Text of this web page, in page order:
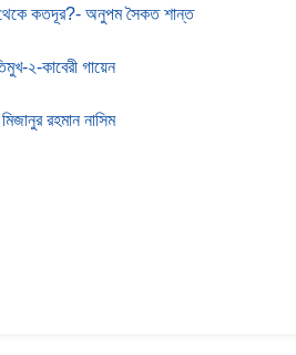
থেকে কতদূর?- অনুপম সৈকত শান্ত
২-কাবেরী গায়েন
রহমান নাসিম